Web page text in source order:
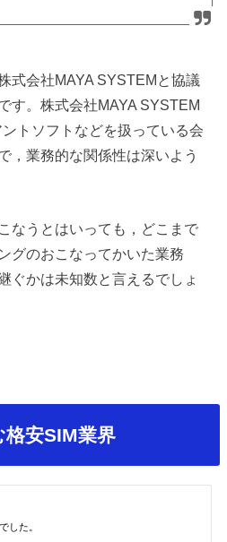
式会社MAYA SYSTEMと協議
す。株式会社MAYA SYSTEM
トソフトなどを扱っている会
，業務的な関係性は深いよう
なうとはいっても，どこまで
グのおこなってかいた業務
ぐかは未知数と言えるでしょ
安SIM業界